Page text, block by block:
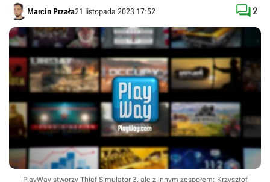
Marcin Przała21 listopada 2023 17:52 2
PlayWay stworzy Thief Simulator 3, ale z innym zespołem; Krzysztof